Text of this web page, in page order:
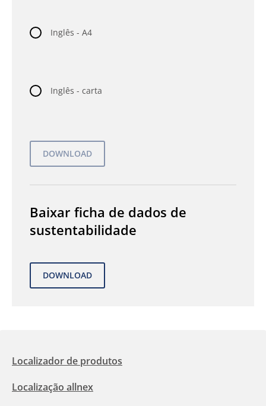
Inglês - A4
Inglês - carta
Baixar ficha de dados de
sustentabilidade
Localizador de produtos
Localização allnex